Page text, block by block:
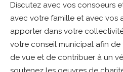
Discutez avec vos consoeurs
avec votre famille et avec vos
apporter dans votre
votre conseil municipal afin
de vue et de contribuer à un